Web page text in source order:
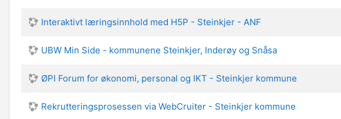
Interaktivt læringsinnhold med H5P - Steinkjer - ANF
UBW Min Side - kommunene Steinkjer, Inderøy og Snåsa
ØPI Forum for økonomi, personal og IKT - Steinkjer kommune
Rekrutteringsprosessen via WebCruiter - Steinkjer kommune